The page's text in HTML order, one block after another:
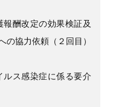
報酬改定の効果検証及
の協力依頼（２回目）
ルス感染症に係る要介